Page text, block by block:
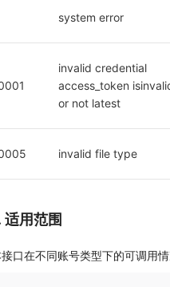
system error
invalid credential
access_token
or not latest
invalid file type
适用范围
口在不同账号类型下的可调用情